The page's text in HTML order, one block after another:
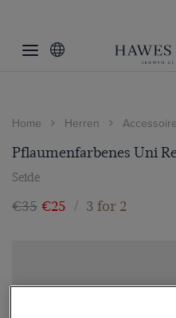
Home Herren
Pflaumenfarbenes Uni
Seide
€35 €25 / 3 for 2